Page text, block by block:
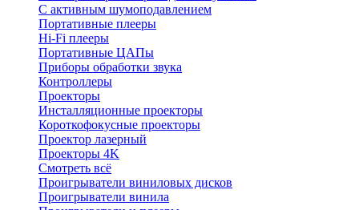
С активным шумоподавлением
Портативные плееры
Hi-Fi плееры
Портативные ЦАПы
Приборы обработки звука
Контроллеры
Проекторы
Инсталляционные проекторы
Короткофокусные проекторы
Проектор лазерный
Проекторы 4K
Смотреть всё
Проигрыватели виниловых дисков
Проигрыватели винила